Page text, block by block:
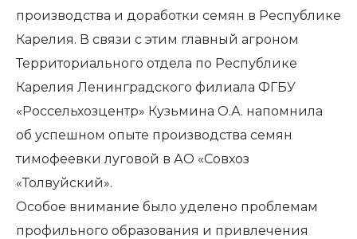
производства и доработки семян в Республике
Карелия. В связи с этим главный агроном
Территориального отдела по Республике
Карелия Ленинградского филиала ФГБУ
«Россельхозцентр» Кузьмина О.А. напомнила
об успешном опыте производства семян
тимофеевки луговой в АО «Совхоз
«Толвуйский».
Особое внимание было уделено проблемам
профильного образования и привлечения